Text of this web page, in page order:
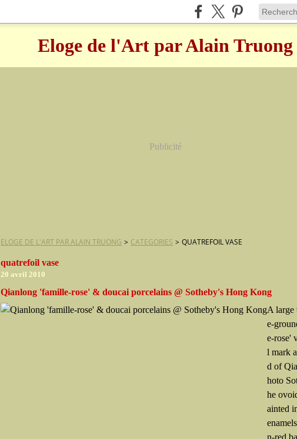
Eloge de l'Art par Alain Truong
Publicité
ELOGE DE L'ART PAR ALAIN TRUONG > CATEGORIES > QUATREFOIL VASE
quatrefoil vase
20 avril 2010
Qianlong 'famille-rose' & doucai porcelains @ Sotheby's Hong Kong
A large
e-
e-rose'
l mark
d of
hoto
he
ainted
n-red